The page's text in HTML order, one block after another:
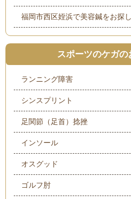
福岡市西区姪浜で美容鍼をお探
スポーツのケガの
ランニング障害
シンスプリント
足関節（足首）捻挫
インソール
オスグッド
ゴルフ肘